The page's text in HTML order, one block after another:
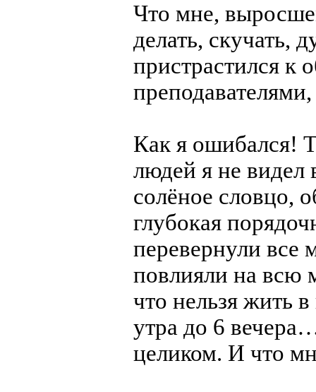
Что мне,
делать, скучать,
пристрастился
Как я ошибался!
людей я не видел
солёное словцо,
глубокая
перевернули все
повлияли на всю
что нельзя жить
утра до 6
целиком. И что